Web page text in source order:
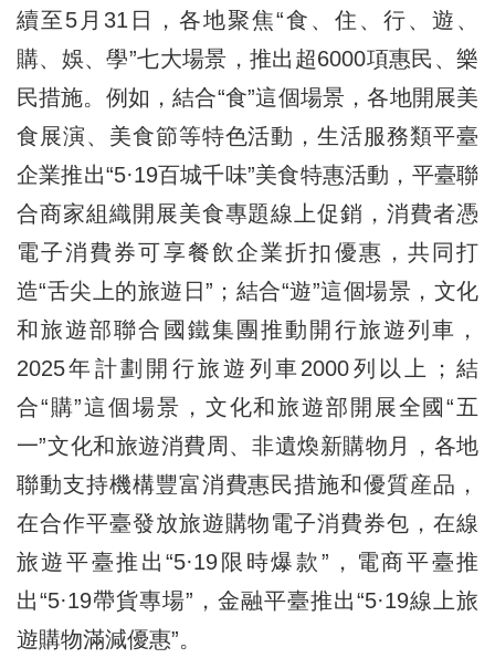
續至5月31日，各地聚焦“食、住、行、遊、
購、娛、學”七大場景，推出超6000項惠民、樂
民措施。例如，結合“食”這個場景，各地開展美
食展演、美食節等特色活動，生活服務類平臺
企業推出“5·19百城千味”美食特惠活動，平臺聯
合商家組織開展美食專題線上促銷，消費者憑
電子消費券可享餐飲企業折扣優惠，共同打
造“舌尖上的旅遊日”；結合“遊”這個場景，文化
和旅遊部聯合國鐵集團推動開行旅遊列車，
2025年計劃開行旅遊列車2000列以上；結
合“購”這個場景，文化和旅遊部開展全國“五
一”文化和旅遊消費周、非遺煥新購物月，各地
聯動支持機構豐富消費惠民措施和優質産品，
在合作平臺發放旅遊購物電子消費券包，在線
旅遊平臺推出“5·19限時爆款”，電商平臺推
出“5·19帶貨專場”，金融平臺推出“5·19線上旅
遊購物滿減優惠”。